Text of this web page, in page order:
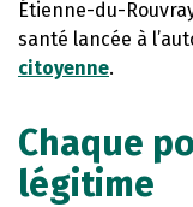
Étienne-du-
santé lancée à
citoyenne.
Chaque
légitime